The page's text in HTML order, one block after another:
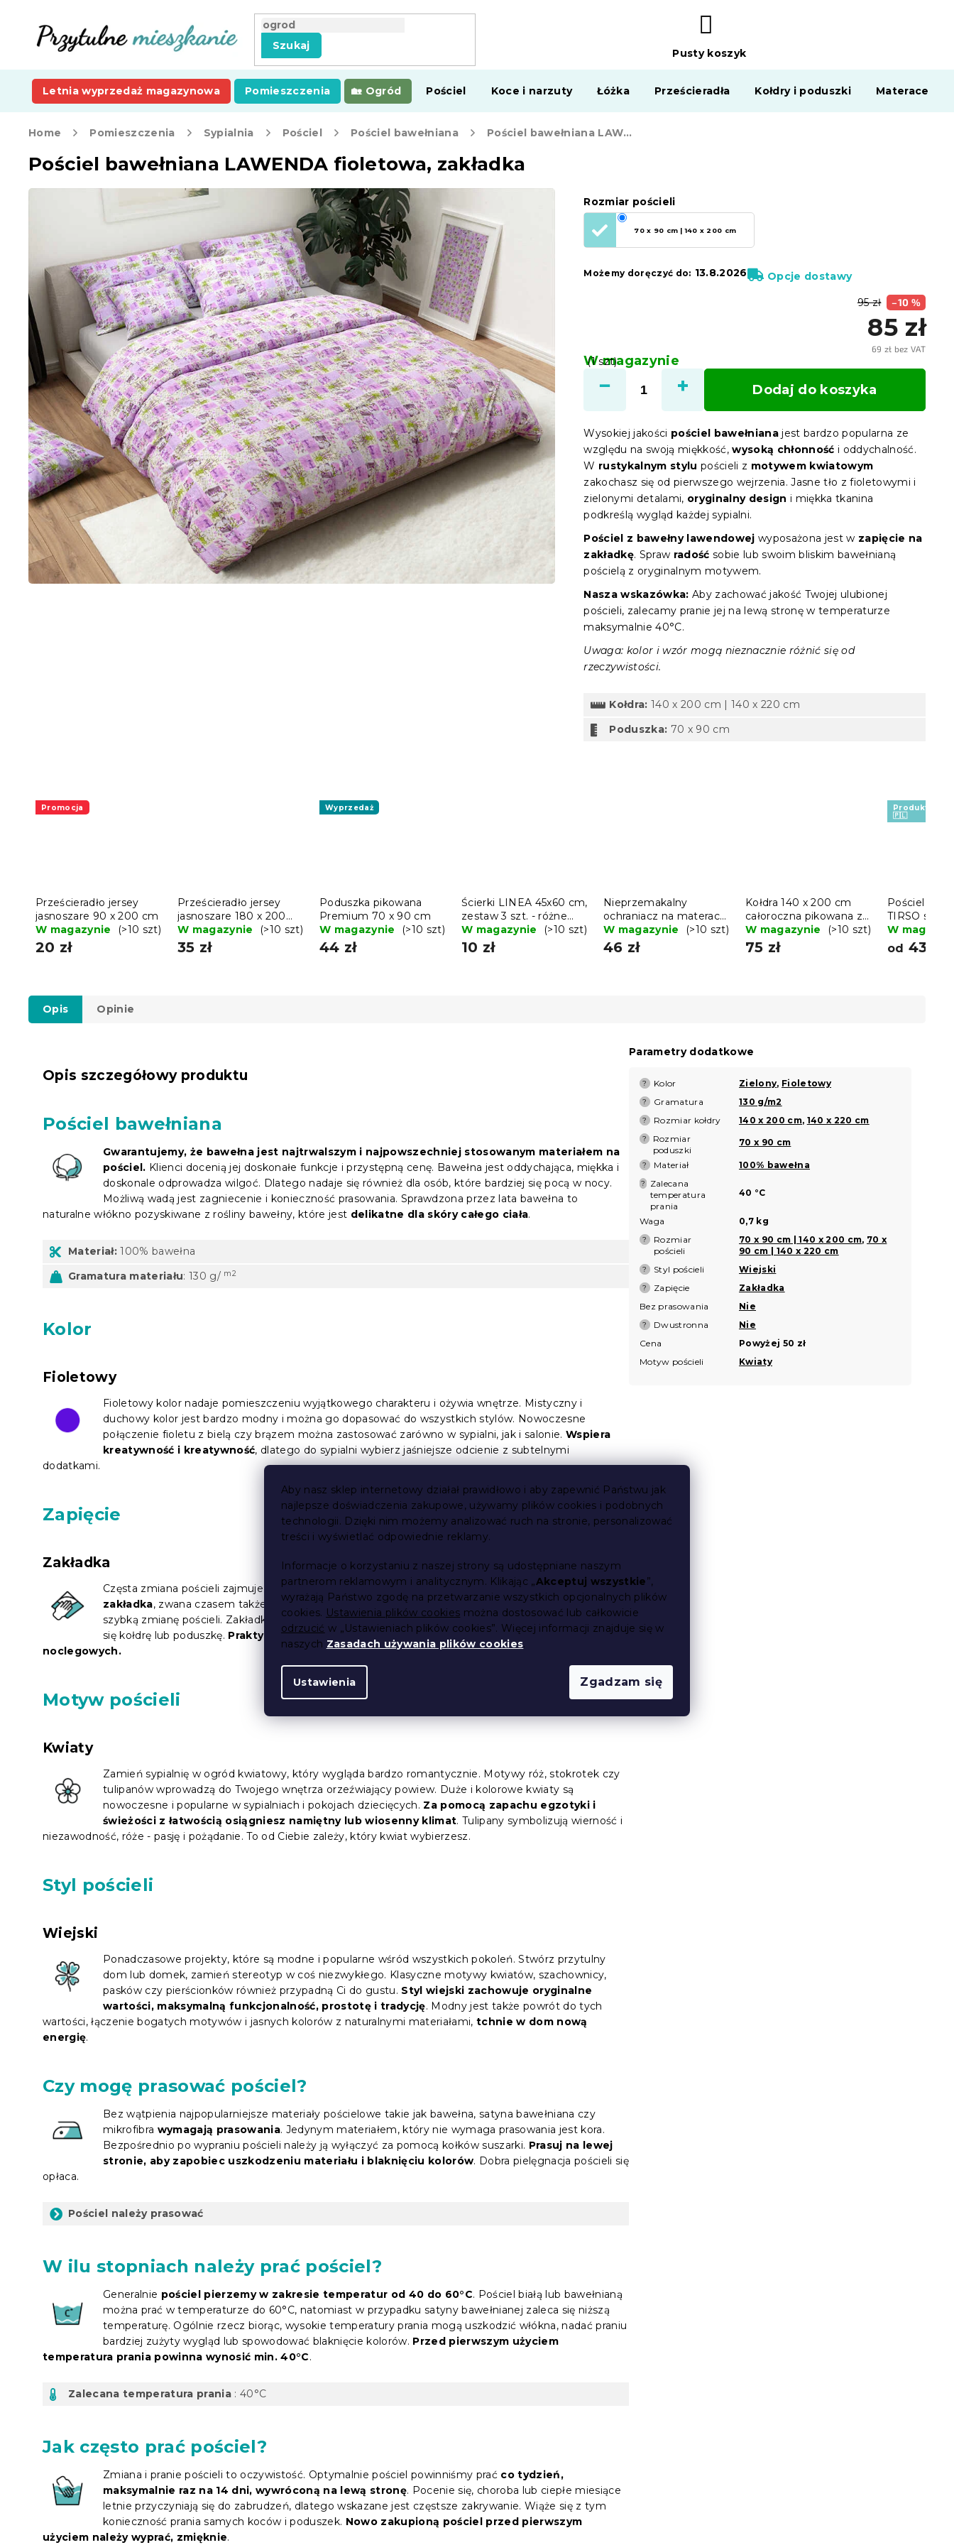
Aby nasz sklep internetowy działał prawidłowo i aby zapewnić Państwu jak
najlepsze doświadczenia zakupowe, używamy plików cookies i podobnych
technologii. Dzięki nim możemy analizować ruch na stronie, personalizować
treści i wyświetlać odpowiednie reklamy.
Informacje o korzystaniu z naszej strony są udostępniane naszym
partnerom reklamowym i analitycznym. Klikając „Akceptuj wszystkie”,
wyrażają Państwo zgodę na przetwarzanie wszystkich opcjonalnych plików
cookies. Ustawienia plików cookies można dostosować lub całkowicie
odrzucić w „Ustawieniach plików cookies”. Więcej informacji znajduje się w
naszych Zasadach używania plików cookies.
Ustawienia Zgadzam się
Szukaj
KOSZYK
Pusty koszyk
Letnia wyprzedaż magazynowa Pomieszczenia Ogród Pościel Koce i narzuty Łóżka Prześcieradła Kołdry i poduszki Materace
Home Pomieszczenia Sypialnia Pościel Pościel bawełniana Pościel bawełniana LAWENDA fioletowa, zakładka
Pościel bawełniana LAWENDA fioletowa, zakładka
95 zł –10 %
85 zł
69 zł bez VAT
W magazynie
(1 szt)
Rozmiar pościeli
70 x 90 cm | 140 x 200 cm
Możemy doręczyć do: 13.8.2026 Opcje dostawy
Dodaj do koszyka
Wysokiej jakości pościel bawełniana jest bardzo popularna ze
względu na swoją miękkość,wysoką chłonność i oddychalność.
W rustykalnym stylu pościeli z motywem kwiatowym
zakochasz się od pierwszego wejrzenia. Jasne tło z fioletowymi i
zielonymi detalami, oryginalny design i miękka tkanina
podkreślą wygląd każdej sypialni.
Pościel z bawełny lawendowej wyposażona jest w zapięcie na
zakładkę. Spraw radość sobie lub swoim bliskim bawełnianą
pościelą z oryginalnym motywem.
Nasza wskazówka: Aby zachować jakość Twojej ulubionej
pościeli, zalecamy pranie jej na lewą stronę w temperaturze
maksymalnie 40°C.
Uwaga: kolor i wzór mogą nieznacznie różnić się od
rzeczywistości.
Kołdra: 140 x 200 cm | 140 x 220 cm
Poduszka: 70 x 90 cm
Promocja
Prześcieradło jersey
jasnoszare 90 x 200 cm
W magazynie
(>10 szt)
20 zł
Prześcieradło jersey
jasnoszare 180 x 200
cm
W magazynie (>10 szt)
35 zł
Wyprzedaż
Poduszka pikowana
Premium 70 x 90 cm
W magazynie
(>10 szt)
44 zł
Ścierki LINEA 45x60 cm,
zestaw 3 szt. - różne
warianty
W magazynie (>10 szt)
10 zł
Nieprzemakalny
ochraniacz na materac
PIKOWANY 90 x 200
cm
W magazynie (>10 szt)
46 zł
Kołdra 140 x 200 cm
całoroczna pikowana z
poduszką BASIC 70 x
90 cm
W magazynie (>10 szt)
75 zł
Produkt
🇵🇱
Pościel z
TIRSO
W
od 43 zł
Opis Opinie
Opis szczegółowy produktu
Pościel bawełniana
Gwarantujemy, że bawełna jest najtrwalszym i najpowszechniej stosowanym materiałem na
pościel. Klienci docenią jej doskonałe funkcje i przystępną cenę. Bawełna jest oddychająca, miękka i
doskonale odprowadza wilgoć. Dlatego nadaje się również dla osób, które bardziej się pocą w nocy.
Możliwą wadą jest zagniecenie i konieczność prasowania. Sprawdzona przez lata bawełna to
naturalne włókno pozyskiwane z rośliny bawełny, które jest delikatne dla skóry całego ciała.
Materiał: 100% bawełna
Gramatura materiału: 130 g/ m2
Kolor
Fioletowy
Fioletowy kolor nadaje pomieszczeniu wyjątkowego charakteru i ożywia wnętrze. Mistyczny i
duchowy kolor jest bardzo modny i można go dopasować do wszystkich stylów. Nowoczesne
połączenie fioletu z bielą czy brązem można zastosować zarówno w sypialni, jak i salonie. Wspiera
kreatywność i kreatywność, dlatego do sypialni wybierz jaśniejsze odcienie z subtelnymi
dodatkami.
Zapięcie
Zakładka
Częsta zmiana pościeli zajmuje dużo czasu. Idealnym wyborem jestnajszybsze zapięcie -
zakładka, zwana czasem także hotelową kieszenią. Wiele gospodyń domowych doceni łatwą i
szybką zmianę pościeli. Zakładka to właściwie wkładka materiału wewnątrz pościeli, do której wkłada
się kołdrę lub poduszkę. Praktyczne i proste rozwiązanie dla hoteli i innych obiektów
noclegowych.
Motyw pościeli
Kwiaty
Zamień sypialnię w ogród kwiatowy, który wygląda bardzo romantycznie. Motywy róż, stokrotek czy
tulipanów wprowadzą do Twojego wnętrza orzeźwiający powiew. Duże i kolorowe kwiaty są
nowoczesne i popularne w sypialniach i pokojach dziecięcych. Za pomocą zapachu egzotyki i
świeżości z łatwością osiągniesz namiętny lub wiosenny klimat. Tulipany symbolizują wierność i
niezawodność, róże - pasję i pożądanie. To od Ciebie zależy, który kwiat wybierzesz.
Styl pościeli
Wiejski
Ponadczasowe projekty, które są modne i popularne wśród wszystkich pokoleń. Stwórz przytulny
dom lub domek, zamień stereotyp w coś niezwykłego. Klasyczne motywy kwiatów, szachownicy,
pasków czy pierścionków również przypadną Ci do gustu. Styl wiejski zachowuje oryginalne
wartości, maksymalną funkcjonalność, prostotę i tradycję. Modny jest także powrót do tych
wartości, łączenie bogatych motywów i jasnych kolorów z naturalnymi materiałami, tchnie w dom nową
energię.
Czy mogę prasować pościel?
Bez wątpienia najpopularniejsze materiały pościelowe takie jak bawełna, satyna bawełniana czy
mikrofibra wymagają prasowania. Jedynym materiałem, który nie wymaga prasowania jest kora.
Bezpośrednio po wypraniu pościeli należy ją wyłączyć za pomocą kołków suszarki. Prasuj na lewej
stronie, aby zapobiec uszkodzeniu materiału i blaknięciu kolorów. Dobra pielęgnacja pościeli się
opłaca.
Pościel należy prasować
W ilu stopniach należy prać pościel?
Generalnie pościel pierzemy w zakresie temperatur od 40 do 60°C. Pościel białą lub bawełnianą
można prać w temperaturze do 60°C, natomiast w przypadku satyny bawełnianej zaleca się niższą
temperaturę. Ogólnie rzecz biorąc, wysokie temperatury prania mogą uszkodzić włókna, nadać praniu
bardziej zużyty wygląd lub spowodować blaknięcie kolorów. Przed pierwszym użyciem
temperatura prania powinna wynosić min. 40°C.
Zalecana temperatura prania : 40°C
Jak często prać pościel?
Zmiana i pranie pościeli to oczywistość. Optymalnie pościel powinniśmy prać co tydzień,
maksymalnie raz na 14 dni, wywróconą na lewą stronę. Pocenie się, choroba lub ciepłe miesiące
letnie przyczyniają się do zabrudzeń, dlatego wskazane jest częstsze zakrywanie. Wiąże się z tym
konieczność prania samych koców i poduszek. Nowo zakupioną pościel przed pierwszym
użyciem należy wyprać, zmięknie.
Parametry dodatkowe
? Kolor Zielony, Fioletowy
? Gramatura 130 g/m2
? Rozmiar kołdry 140 x 200 cm, 140 x 220 cm
?
Rozmiar
poduszki
70 x 90 cm
? Materiał 100% bawełna
?
Zalecana
temperatura
prania
40 °C
Waga 0,7 kg
?
Rozmiar
pościeli
70 x 90 cm | 140 x 200 cm, 70 x
90 cm | 140 x 220 cm
? Styl pościeli Wiejski
? Zapięcie
Zakładka
Bez prasowania
Nie
? Dwustronna
Nie
Cena
Powyżej 50 zł
Motyw pościeli
Kwiaty